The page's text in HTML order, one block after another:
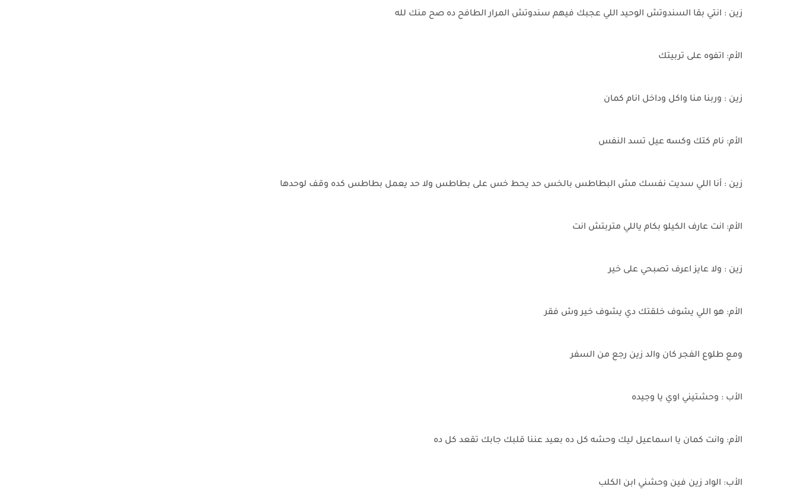
زين : انتي بقا السندوتش الوحيد اللي عجبك فيهم سندوتش المرار الطافح ده صح منك لله
الأم: اتفوه على تربيتك
زين : وربنا منا واكل وداخل انام كمان
الأم: نام كتك وكسه عيل تسد النفس
زين : أنا اللي سديت نفسك مش البطاطس بالخس حد يحط خس على بطاطس ولا حد يعمل بطاطس كده وقف لوحدها
الأم: انت عارف الكيلو بكام ياللي متربتش انت
زين : ولا عايز اعرف تصبحي على خير
الأم: هو اللي يشوف خلقتك دي يشوف خير وش فقر
ومع طلوع الفجر كان والد زين رجع من السفر
الأب : وحشتيني اوي يا وجيده
الأم: وانت كمان يا اسماعيل ليك وحشه كل ده بعيد عننا قلبك جابك تقعد كل ده
الأب: الواد زين فين وحشني ابن الكلب